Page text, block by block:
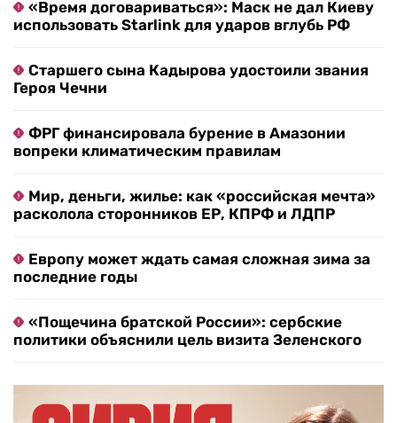
«Время договариваться»: Маск не дал Киеву
использовать Starlink для ударов вглубь РФ
Старшего сына Кадырова удостоили звания
Героя Чечни
ФРГ финансировала бурение в Амазонии
вопреки климатическим правилам
Мир, деньги, жилье: как «российская мечта»
расколола сторонников ЕР, КПРФ и ЛДПР
Европу может ждать самая сложная зима за
последние годы
«Пощечина братской России»: сербские
политики объяснили цель визита Зеленского